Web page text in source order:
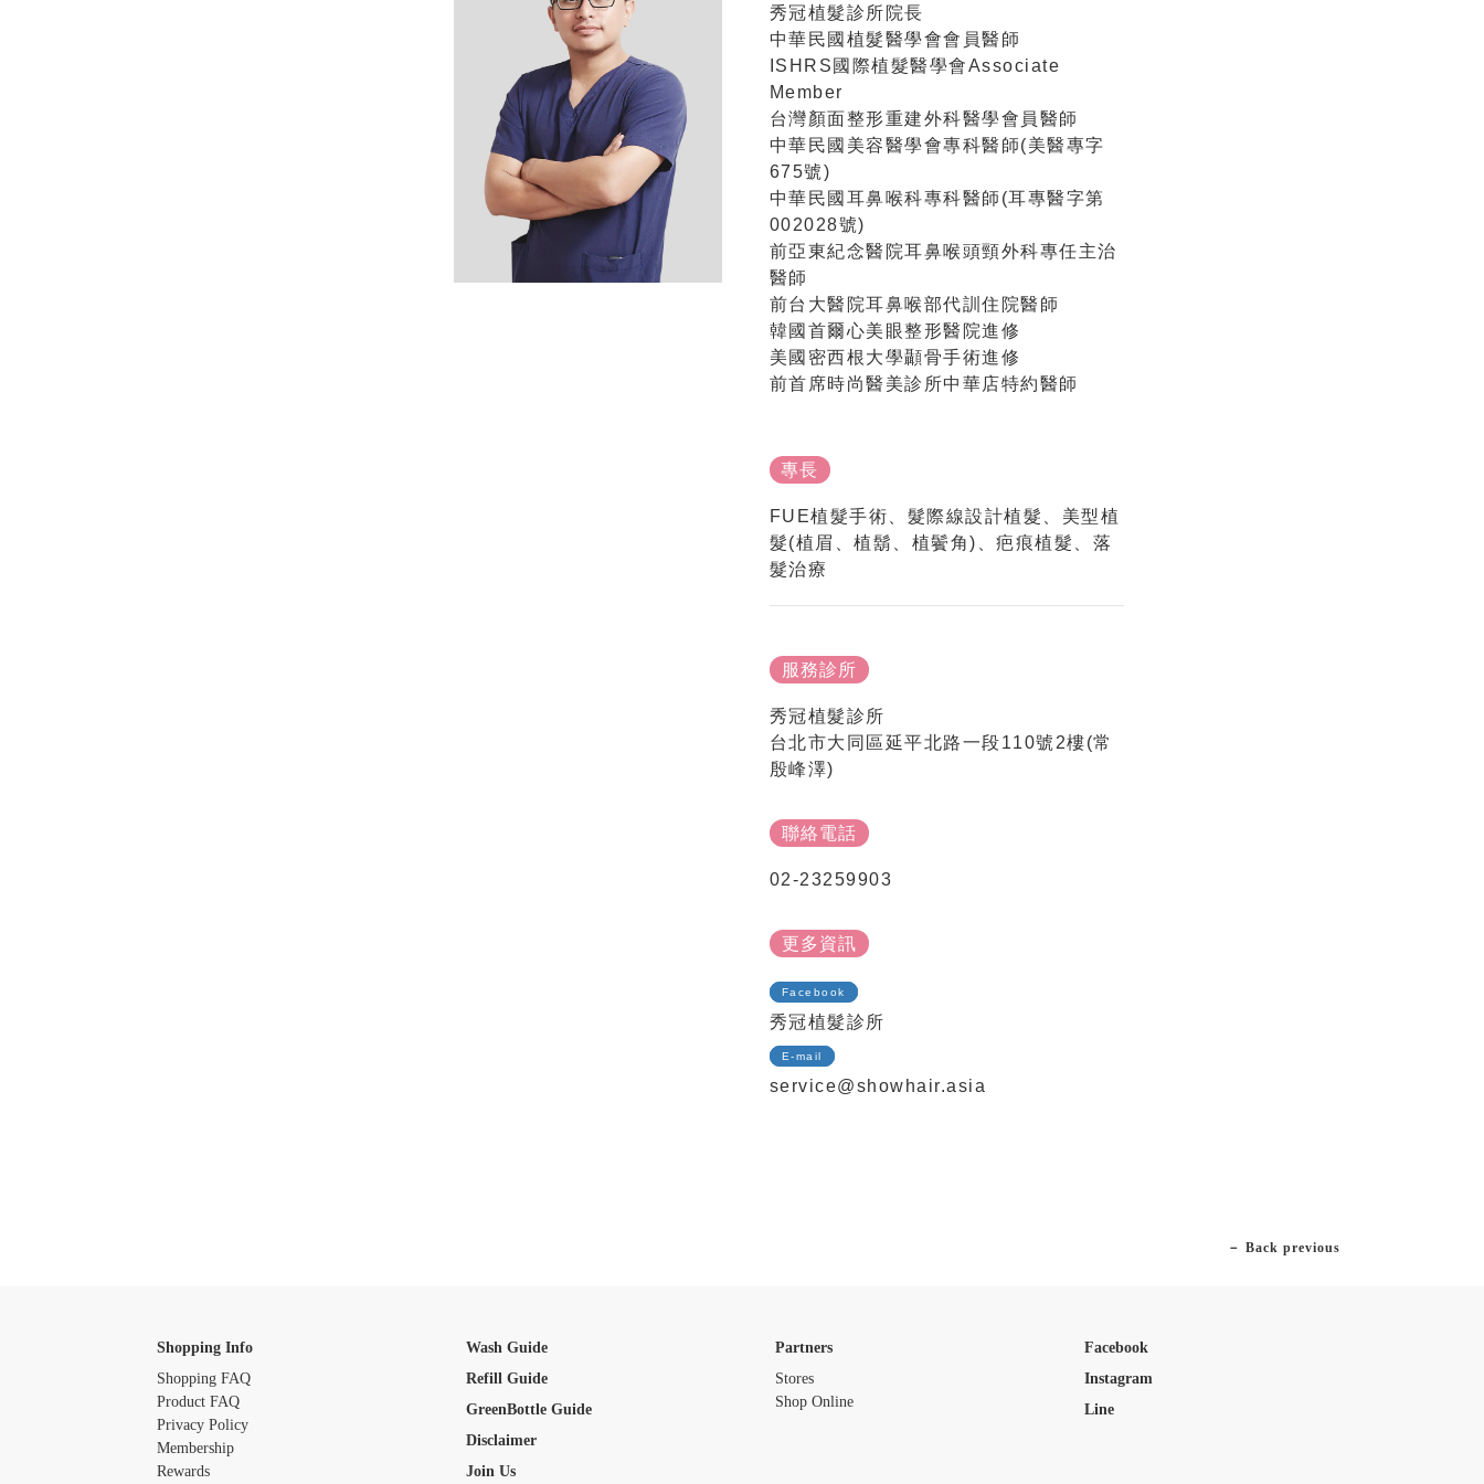
秀冠植髮診所院長
中華民國植髮醫學會會員醫師
ISHRS國際植髮醫學會Associate
Member
台灣顏面整形重建外科醫學會員醫師
中華民國美容醫學會專科醫師(美醫專字
675號)
中華民國耳鼻喉科專科醫師(耳專醫字第
002028號)
前亞東紀念醫院耳鼻喉頭頸外科專任主治
醫師
前台大醫院耳鼻喉部代訓住院醫師
韓國首爾心美眼整形醫院進修
美國密西根大學顳骨手術進修
前首席時尚醫美診所中華店特約醫師
專長
FUE植髮手術、髮際線設計植髮、美型植
髮(植眉、植鬍、植鬢角)、疤痕植髮、落
髮治療
服務診所
秀冠植髮診所
台北市大同區延平北路一段110號2樓(常
殷峰澤)
聯絡電話
02-23259903
更多資訊
Facebook
秀冠植髮診所
E-mail
service@showhair.asia
－ Back previous
Shopping Info
Shopping FAQ
Product FAQ
Privacy Policy
Membership
Rewards
Wash Guide
Refill Guide
GreenBottle Guide
Disclaimer
Join Us
Partners
Stores
Shop Online
Facebook
Instagram
Line